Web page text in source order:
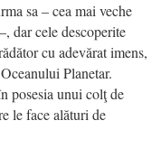
sa – cea mai veche
dar cele descoperite
cu adevărat imens,
Planetar.
posesia unui colţ de
le face alături de